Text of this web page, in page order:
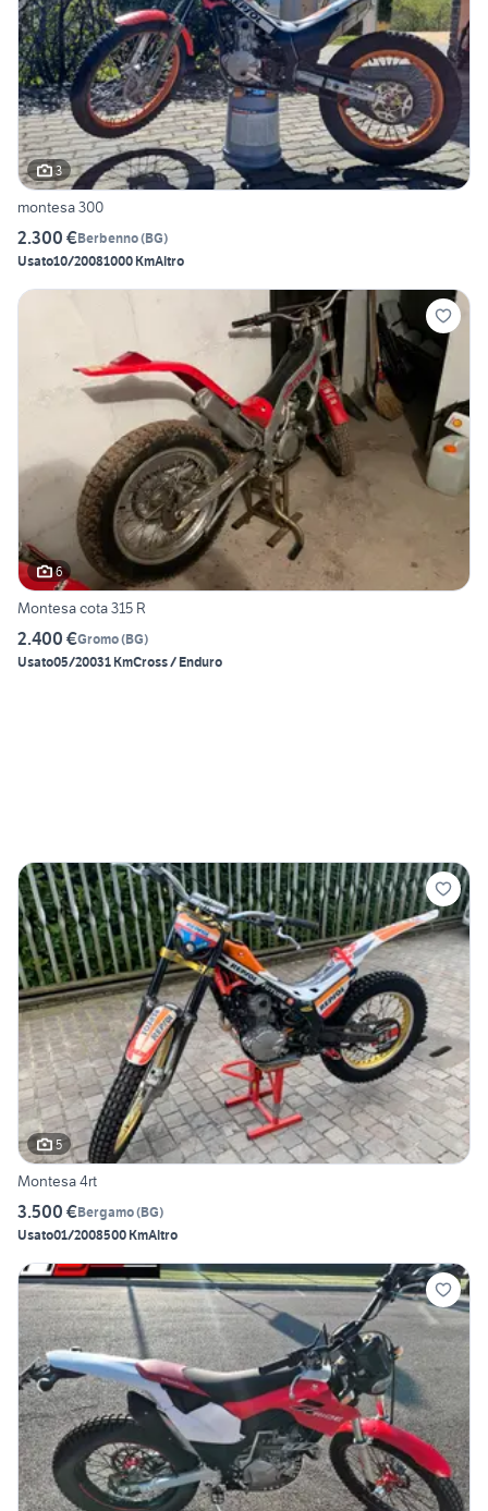
3
montesa 300
2.300 €Berbenno(BG)
Usato10/20081000 KmAltro
6
Montesa cota 315 R
2.400 €Gromo(BG)
Usato05/20031 KmCross / Enduro
5
Montesa 4rt
3.500 €Bergamo(BG)
Usato01/2008500 KmAltro